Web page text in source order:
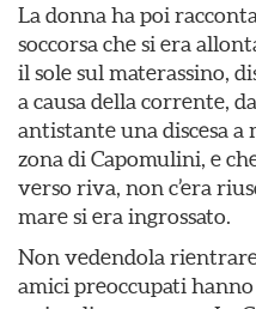
La donna ha poi
soccorsa che si era
il sole sul materassino,
a causa della corrente,
antistante una discesa
zona di Capomulini, e
verso riva, non c’era
mare si era ingrossato.
Non vedendola
amici preoccupati